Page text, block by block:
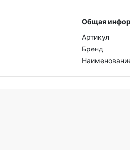
Общая
Артикул
Бренд